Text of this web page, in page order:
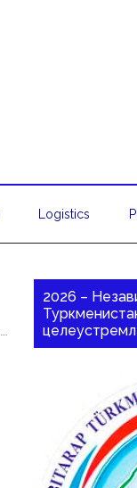
Logistics
2026 –